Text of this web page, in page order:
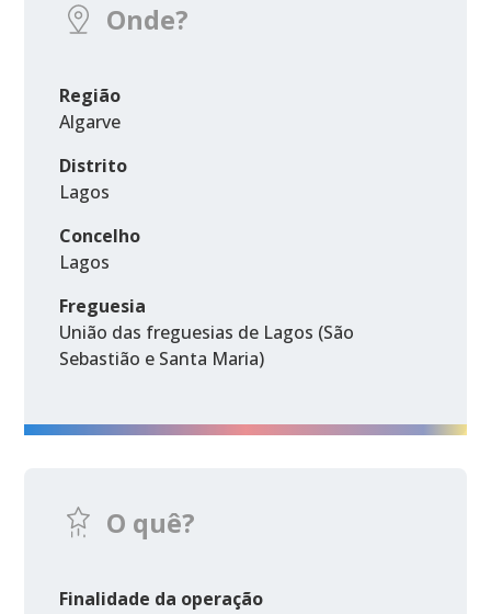
Onde?
Região
Algarve
Distrito
Lagos
Concelho
Lagos
Freguesia
União das freguesias de Lagos (São
Sebastião e Santa Maria)
O quê?
Finalidade da operação